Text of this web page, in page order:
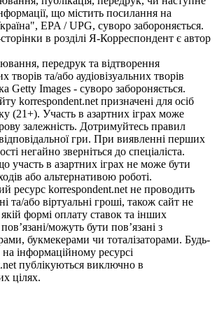
що містить посилання на
EPA / UPG, суворо забороняється.
в розділі Я-Корреспондент є автор
передрук та відтворення
творів та/або аудіовізуальних творів
Getty Images - суворо забороняється.
korrespondent.net призначені для осіб
(21+). Участь в азартних іграх може
залежність. Дотримуйтесь правил
гри. При виявленні перших
негайно зверніться до спеціаліста.
участь в азартних іграх не може бути
або альтернативою роботі.
ресурс korrespondent.net не проводить
та/або віртуальні гроші, також сайт не
формі оплату ставок та інших
можуть бути пов’язані з
букмекерами чи тоталізаторами. Будь-
на інформаційному ресурсі
публікуються виключно в
цілях.